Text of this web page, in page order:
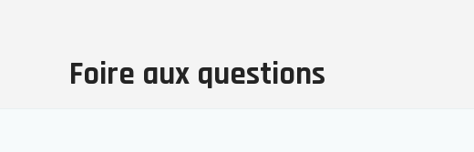
Foire aux questions